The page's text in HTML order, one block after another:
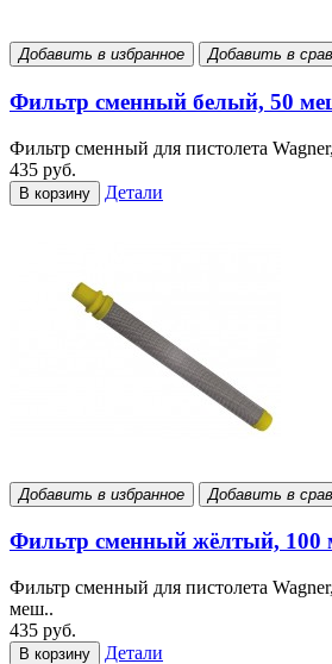
Добавить в избранное Добавить в
Фильтр сменный белый, 50
Фильтр сменный для пистолета
435 руб.
В корзину Детали
Добавить в избранное Добавить в
Фильтр сменный жёлтый,
Фильтр сменный для пистолета
меш..
435 руб.
В корзину Детали